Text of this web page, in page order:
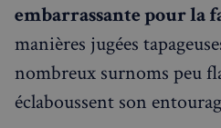
embarrassante pour la
manières jugées
nombreux surnoms peu
éclaboussent son